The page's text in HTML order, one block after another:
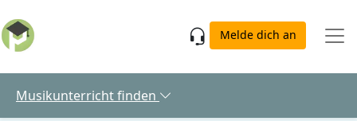
Melde dich an
Musikunterricht finden